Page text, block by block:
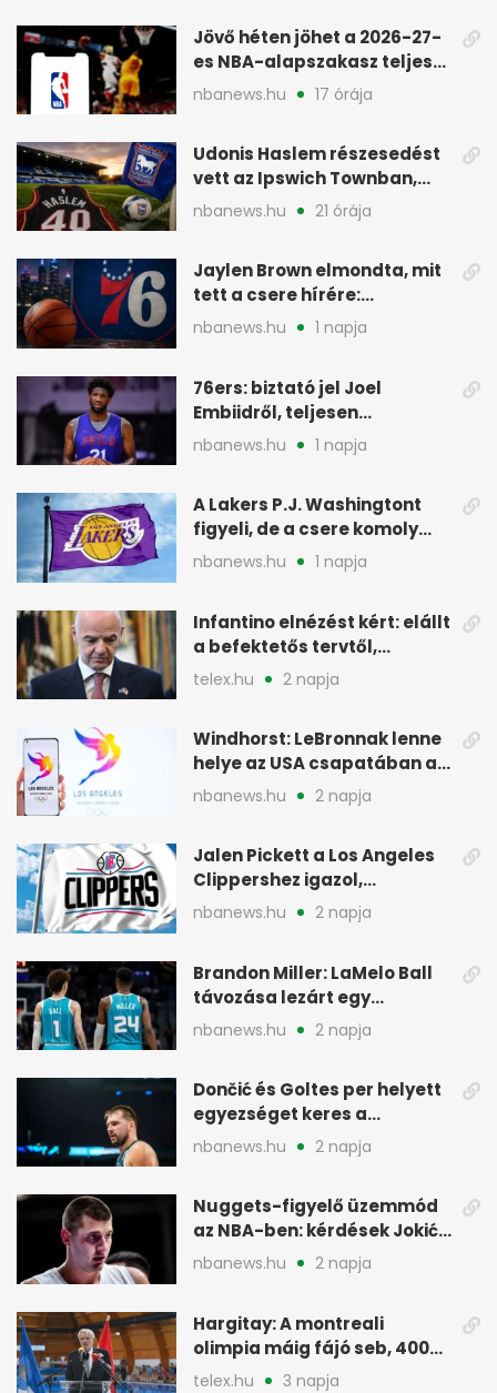
Jövő héten jöhet a 2026-27-
es NBA-alapszakasz teljes
menetrendje
nbanews.hu 17 órája
Udonis Haslem részesedést
vett az Ipswich Townban,
Premier League-szereplés
nbanews.hu 21 órája
Jaylen Brown elmondta, mit
tett a csere hírére:
elhajította a telefonját
nbanews.hu 1 napja
76ers: biztató jel Joel
Embiidről, teljesen
egészségesen készül
nbanews.hu 1 napja
A Lakers P.J. Washingtont
figyeli, de a csere komoly
akadályokba ütközhet
nbanews.hu 1 napja
Infantino elnézést kért: elállt
a befektetős tervtől,
maradhat FIFA-elnök
telex.hu 2 napja
Windhorst: LeBronnak lenne
helye az USA csapatában a
2028-as olimpián
nbanews.hu 2 napja
Jalen Pickett a Los Angeles
Clippershez igazol,
kétirányú szerződéssel
nbanews.hu 2 napja
Brandon Miller: LaMelo Ball
távozása lezárt egy
korszakot a Hornetsnél
nbanews.hu 2 napja
Dončić és Goltes per helyett
egyezséget keres a
gyerekügyben
nbanews.hu 2 napja
Nuggets-figyelő üzemmód
az NBA-ben: kérdések Jokić
jövőjéről
nbanews.hu 2 napja
Hargitay: A montreali
olimpia máig fájó seb, 400
vegyesen 4. lett
telex.hu 3 napja